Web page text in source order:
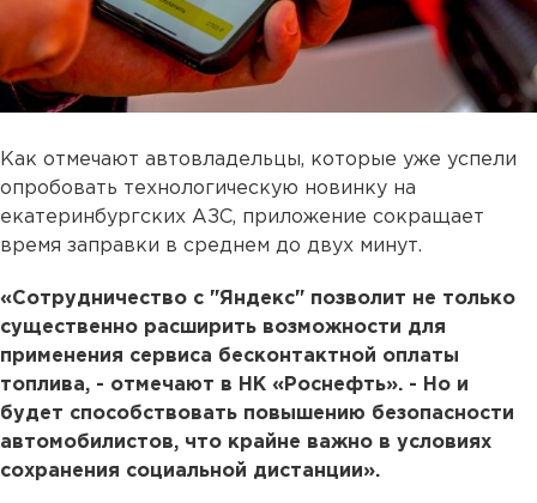
Как отмечают автовладельцы, которые уже успели
опробовать технологическую новинку на
екатеринбургских АЗС, приложение сокращает
время заправки в среднем до двух минут.
«Сотрудничество с "Яндекс" позволит не только
существенно расширить возможности для
применения сервиса бесконтактной оплаты
топлива, - отмечают в НК «Роснефть». - Но и
будет способствовать повышению безопасности
автомобилистов, что крайне важно в условиях
сохранения социальной дистанции».